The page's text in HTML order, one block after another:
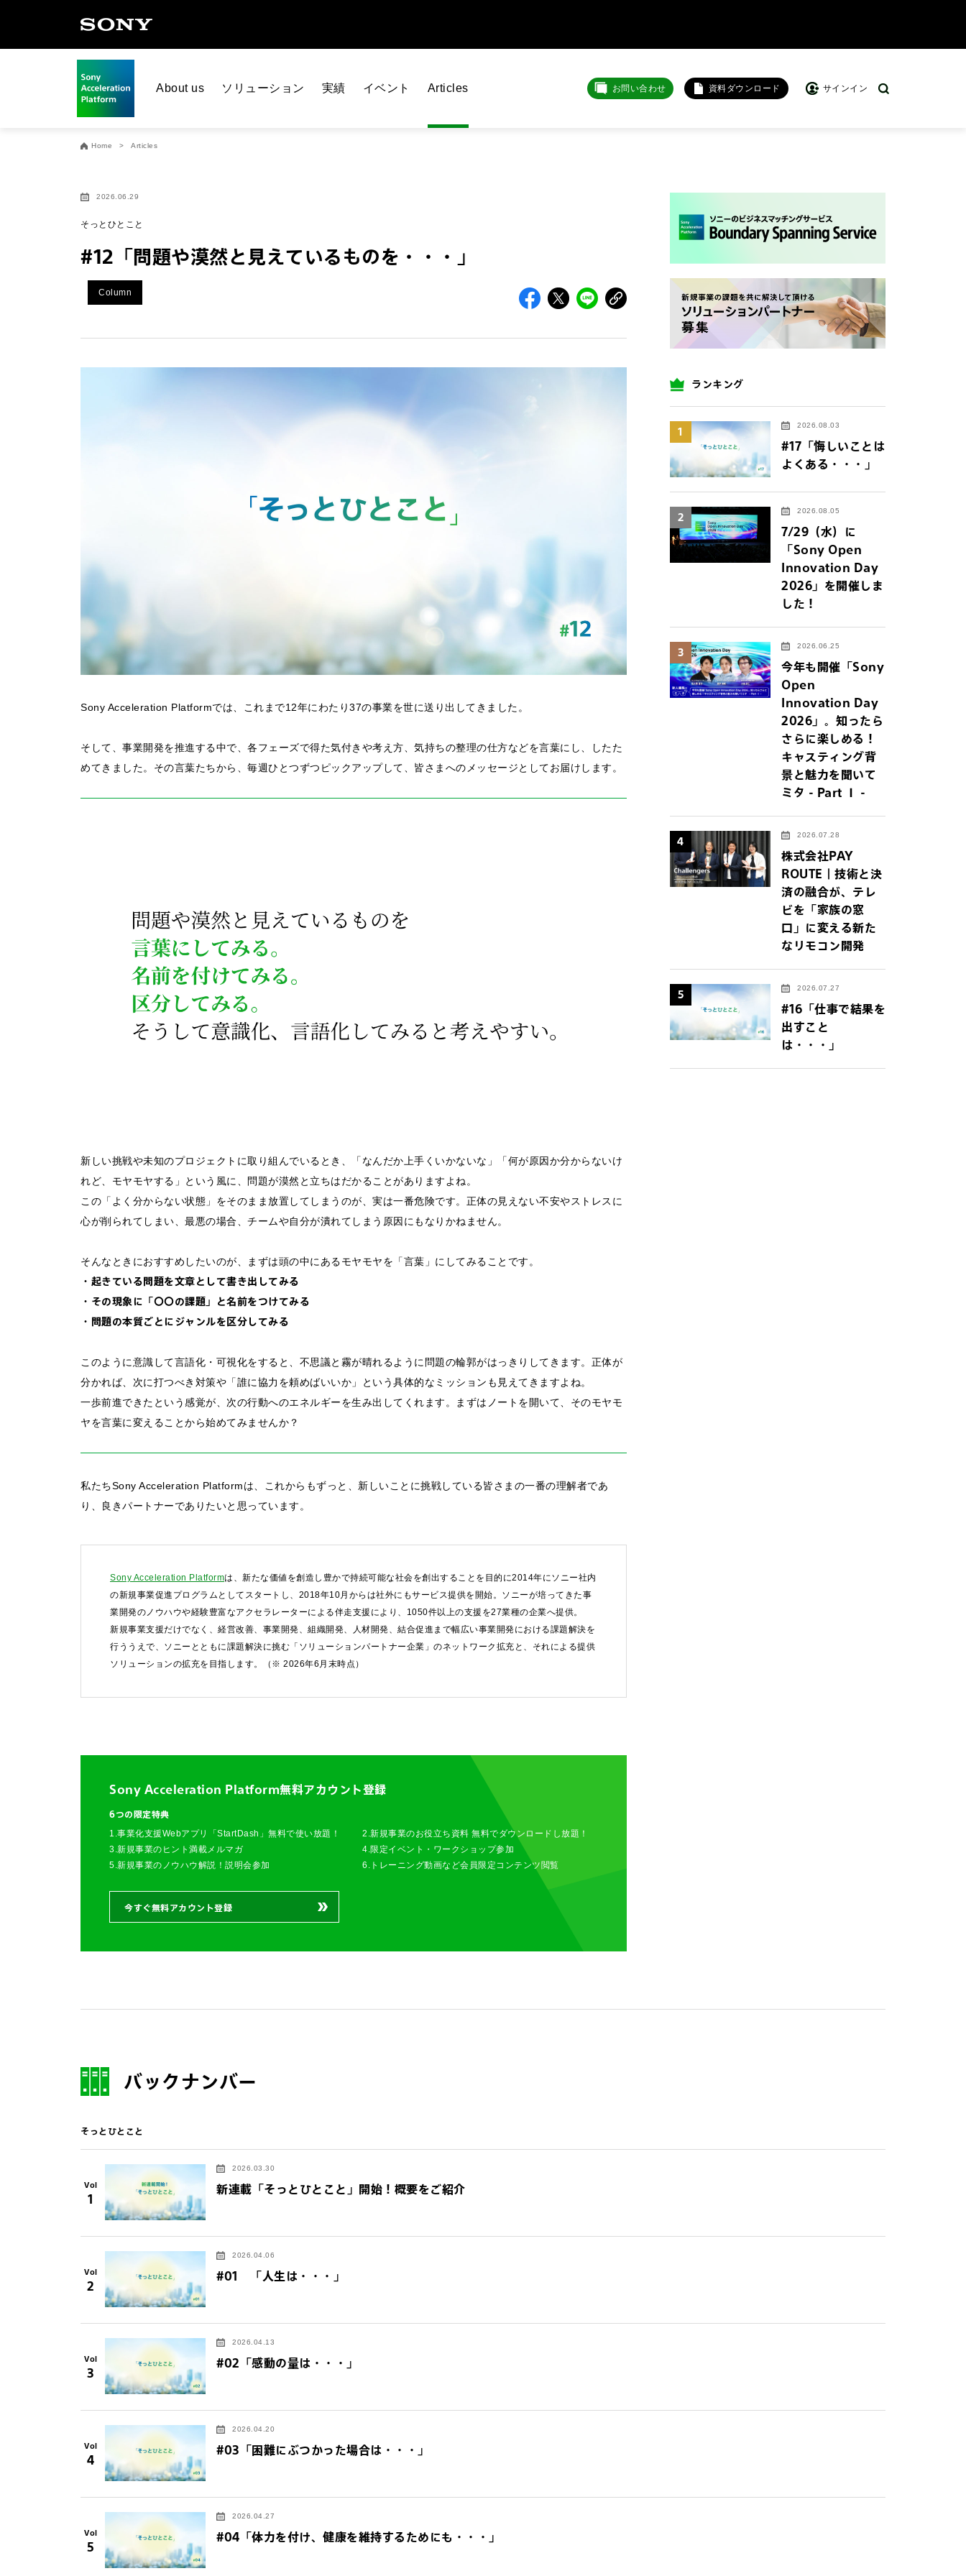
About us ソリューション 実績 イベント Articles お問い合わせ 資料ダウンロード サインイン
Home Articles
2026.06.29
そっとひとこと
#12「問題や漠然と見えているものを・・・」
Column
Sony Acceleration Platformでは、これまで12年にわたり37の事業を世に送り出してきました。
そして、事業開発を推進する中で、各フェーズで得た気付きや考え方、気持ちの整理の仕方などを言葉にし、したた
めてきました。その言葉たちから、毎週ひとつずつピックアップして、皆さまへのメッセージとしてお届けします。
新しい挑戦や未知のプロジェクトに取り組んでいるとき、「なんだか上手くいかないな」「何が原因か分からないけ
れど、モヤモヤする」という風に、問題が漠然と立ちはだかることがありますよね。
この「よく分からない状態」をそのまま放置してしまうのが、実は一番危険です。正体の見えない不安やストレスに
心が削られてしまい、最悪の場合、チームや自分が潰れてしまう原因にもなりかねません。
そんなときにおすすめしたいのが、まずは頭の中にあるモヤモヤを「言葉」にしてみることです。
・起きている問題を文章として書き出してみる
・その現象に「〇〇の課題」と名前をつけてみる
・問題の本質ごとにジャンルを区分してみる
このように意識して言語化・可視化をすると、不思議と霧が晴れるように問題の輪郭がはっきりしてきます。正体が
分かれば、次に打つべき対策や「誰に協力を頼めばいいか」という具体的なミッションも見えてきますよね。
一歩前進できたという感覚が、次の行動へのエネルギーを生み出してくれます。まずはノートを開いて、そのモヤモ
ヤを言葉に変えることから始めてみませんか？
私たちSony Acceleration Platformは、これからもずっと、新しいことに挑戦している皆さまの一番の理解者であ
り、良きパートナーでありたいと思っています。
Sony Acceleration Platformは、新たな価値を創造し豊かで持続可能な社会を創出することを目的に2014年にソニー社内
の新規事業促進プログラムとしてスタートし、2018年10月からは社外にもサービス提供を開始。ソニーが培ってきた事
業開発のノウハウや経験豊富なアクセラレーターによる伴走支援により、1050件以上の支援を27業種の企業へ提供。
新規事業支援だけでなく、経営改善、事業開発、組織開発、人材開発、結合促進まで幅広い事業開発における課題解決を
行ううえで、ソニーとともに課題解決に挑む「ソリューションパートナー企業」のネットワーク拡充と、それによる提供
ソリューションの拡充を目指します。（※ 2026年6月末時点）
Sony Acceleration Platform無料アカウント登録
6つの限定特典
1.事業化支援Webアプリ「StartDash」無料で使い放題！
2.新規事業のお役立ち資料 無料でダウンロードし放題！
3.新規事業のヒント満載メルマガ
4.限定イベント・ワークショップ参加
5.新規事業のノウハウ解説！説明会参加
6.トレーニング動画など会員限定コンテンツ閲覧
今すぐ無料アカウント登録
バックナンバー
そっとひとこと
Vol
1
2026.03.30
新連載「そっとひとこと」開始！概要をご紹介
Vol
2
2026.04.06
#01 「人生は・・・」
Vol
3
2026.04.13
#02「感動の量は・・・」
Vol
4
2026.04.20
#03「困難にぶつかった場合は・・・」
Vol
5
2026.04.27
#04「体力を付け、健康を維持するためにも・・・」
ランキング
1 2026.08.03
#17「悔しいことは
よくある・・・」
2 2026.08.05
7/29（水）に
「Sony Open
Innovation Day
2026」を開催しま
した！
3 2026.06.25
今年も開催「Sony
Open
Innovation Day
2026」。知ったら
さらに楽しめる！
キャスティング背
景と魅力を聞いて
ミタ - Part Ⅰ -
4 2026.07.28
株式会社PAY
ROUTE｜技術と決
済の融合が、テレ
ビを「家族の窓
口」に変える新た
なリモコン開発
5 2026.07.27
#16「仕事で結果を
出すこと
は・・・」
お問い合わせ
法人お問い合わせ
FAQ&個人お問い合わせは以下のボタンからお願いします。